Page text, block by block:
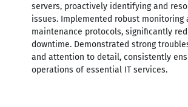
servers, proactively identifying and
issues. Implemented robust monitoring
maintenance protocols, significantly
downtime. Demonstrated strong
and attention to detail, consistently
operations of essential IT services.